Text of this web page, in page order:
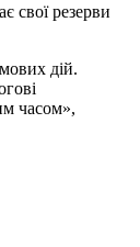
свої резерви
дій.
часом»,